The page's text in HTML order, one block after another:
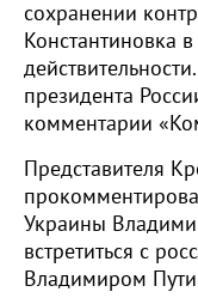
сохранении
Константиновка
президента
комментарии
Представителя
Украины
встретиться с
Владимиром